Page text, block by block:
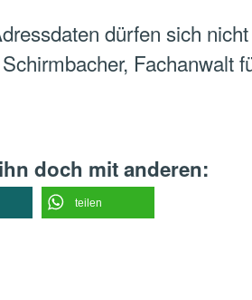
dürfen sich
Fachanwalt
doch mit anderen:
teilen